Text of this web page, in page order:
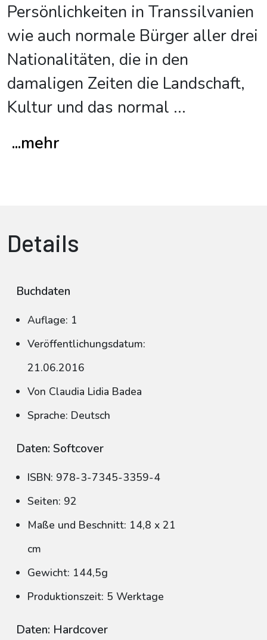
Persönlichkeiten in Transsilvanien
wie auch normale Bürger aller drei
Nationalitäten, die in den
damaligen Zeiten die Landschaft,
Kultur und das normal ...
...mehr
Details
Buchdaten
Auflage: 1
Veröffentlichungsdatum:
21.06.2016
Von Claudia Lidia Badea
Sprache: Deutsch
Daten: Softcover
ISBN: 978-3-7345-3359-4
Seiten: 92
Maße und Beschnitt: 14,8 x 21
cm
Gewicht: 144,5g
Produktionszeit: 5 Werktage
Daten: Hardcover